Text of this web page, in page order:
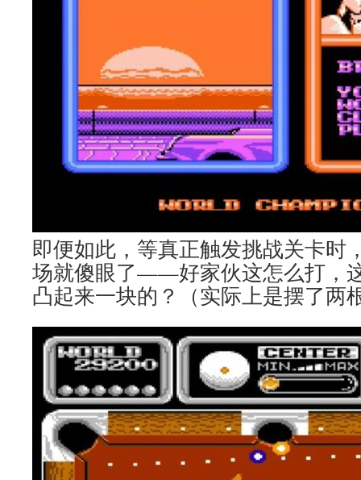
即便如此，等真正触发挑战关卡时
场就傻眼了——好家伙这怎么打，
凸起来一块的？（实际上是摆了两